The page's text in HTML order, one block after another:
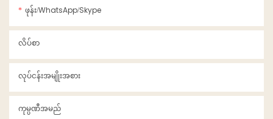
ဖုန်း/WhatsApp/Skype
လိပ်စာ
လုပ်ငန်းအမျိုးအစား
ကုမ္ပဏီအမည်